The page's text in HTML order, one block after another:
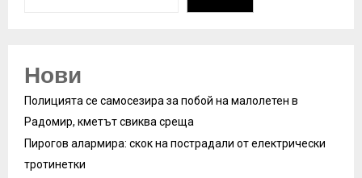
Нови
Полицията се самосезира за побой на малолетен в
Радомир, кметът свиква среща
Пирогов алармира: скок на пострадали от електрически
тротинетки